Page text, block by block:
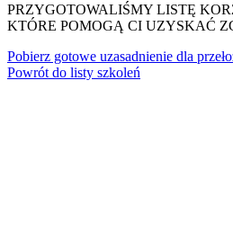
PRZYGOTOWALIŚMY LISTĘ
KTÓRE POMOGĄ CI UZYSKAĆ
Pobierz gotowe uzasadnienie dla
Powrót do listy szkoleń